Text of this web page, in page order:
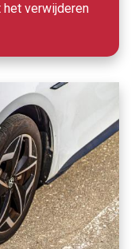
verwijderen